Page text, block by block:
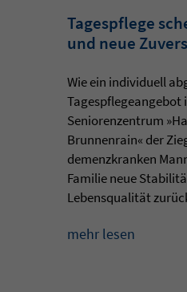
Tagespflege
und neue
Wie ein individuell
Tagespflegeangebot
Seniorenzentrum
Brunnenrain« der
demenzkranken
Familie neue
Lebensqualität
mehr lesen